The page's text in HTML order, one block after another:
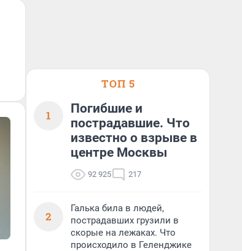
ТОП 5
1
Погибшие и
пострадавшие. Что
известно о взрыве в
центре Москвы
92 925 217
2
Галька била в людей,
пострадавших грузили в
скорые на лежаках. Что
происходило в Геленджике